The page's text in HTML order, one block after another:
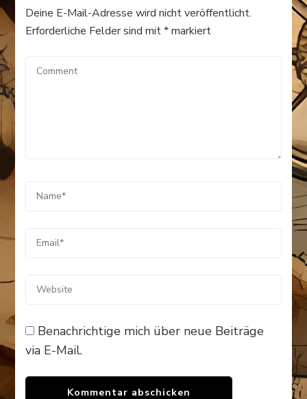
Deine E-Mail-Adresse wird nicht veröffentlicht.
Erforderliche Felder sind mit*markiert
Benachrichtige mich über neue Beiträge
via E-Mail.